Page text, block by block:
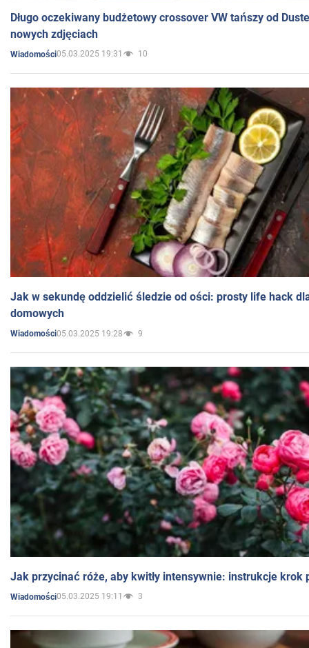
Długo oczekiwany budżetowy crossover VW tańszy od
nowych zdjęciach
Wiadomości05.03.2025 19:31 10
Jak w sekundę oddzielić śledzie od ości: prosty life hack
domowych
Wiadomości05.03.2025 19:28 9
Jak przycinać róże, aby kwitły intensywnie: instrukcje krok
Wiadomości05.03.2025 19:11 3